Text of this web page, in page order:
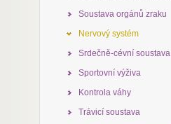
Soustava orgánů zraku
Nervový systém
Srdečně-cévní soustava
Sportovní výživa
Kontrola váhy
Trávicí soustava